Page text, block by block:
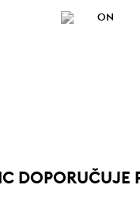
DOPORUČUJE